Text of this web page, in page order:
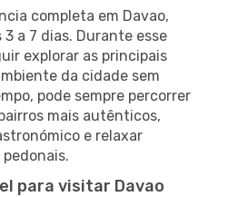
completa em Davao,
a 7 dias. Durante esse
explorar as principais
da cidade sem
pode sempre percorrer
mais autênticos,
e relaxar
para visitar Davao